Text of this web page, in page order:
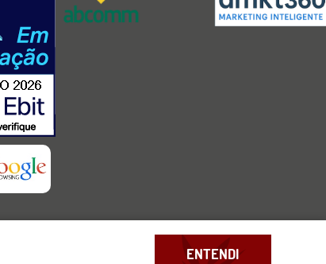
ENTENDI